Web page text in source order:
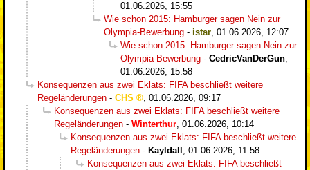
01.06.2026, 15:55
Wie schon 2015: Hamburger sagen Nein zur
Olympia-Bewerbung - istar, 01.06.2026, 12:07
Wie schon 2015: Hamburger sagen Nein zur
Olympia-Bewerbung - CedricVanDerGun,
01.06.2026, 15:58
Konsequenzen aus zwei Eklats: FIFA beschließt weitere
Regeländerungen - CHS , 01.06.2026, 09:17
Konsequenzen aus zwei Eklats: FIFA beschließt weitere
Regeländerungen - Winterthur, 01.06.2026, 10:14
Konsequenzen aus zwei Eklats: FIFA beschließt weitere
Regeländerungen - Kayldall , 01.06.2026, 11:58
Konsequenzen aus zwei Eklats: FIFA beschließt